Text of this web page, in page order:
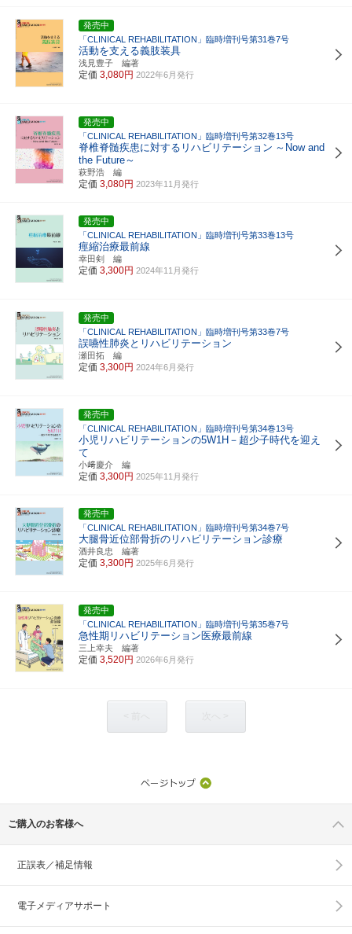
発売中
「CLINICAL REHABILITATION」臨時増刊号第31巻7号
活動を支える義肢装具
浅見豊子 編著
定価 3,080円 2022年6月発行
発売中
「CLINICAL REHABILITATION」臨時増刊号第32巻13号
脊椎脊髄疾患に対するリハビリテーション ～Now and
the Future～
萩野浩 編
定価 3,080円 2023年11月発行
発売中
「CLINICAL REHABILITATION」臨時増刊号第33巻13号
痙縮治療最前線
幸田剣 編
定価 3,300円 2024年11月発行
発売中
「CLINICAL REHABILITATION」臨時増刊号第33巻7号
誤嚥性肺炎とリハビリテーション
瀬田拓 編
定価 3,300円 2024年6月発行
発売中
「CLINICAL REHABILITATION」臨時増刊号第34巻13号
小児リハビリテーションの5W1H－超少子時代を迎え
て
小﨑慶介 編
定価 3,300円 2025年11月発行
発売中
「CLINICAL REHABILITATION」臨時増刊号第34巻7号
大腿骨近位部骨折のリハビリテーション診療
酒井良忠 編著
定価 3,300円 2025年6月発行
発売中
「CLINICAL REHABILITATION」臨時増刊号第35巻7号
急性期リハビリテーション医療最前線
三上幸夫 編著
定価 3,520円 2026年6月発行
ご購入のお客様へ
正誤表／補足情報
電子メディアサポート